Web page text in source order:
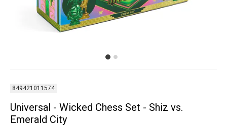
849421011574
Universal - Wicked Chess Set - Shiz vs.
Emerald City